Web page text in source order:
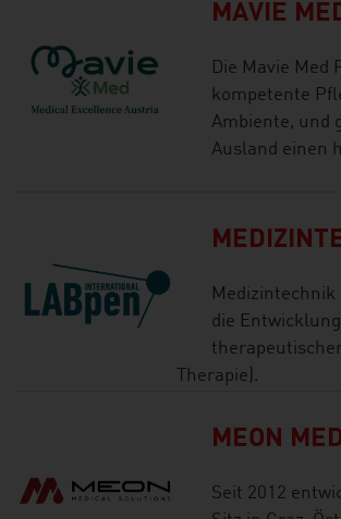
MAVIE
Die Mavie
kompetente
Ambiente, und
Ausland einen
Medizintechnik
die
Therapie).
MEON
Seit 2012